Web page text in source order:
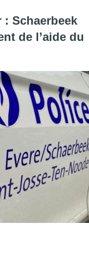
Schaerbeek
de l’aide du